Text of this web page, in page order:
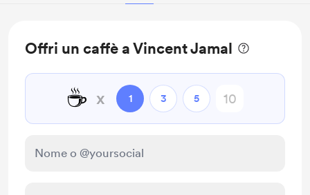
Offri un caffè a Vincent Jamal
☕ x 1 3 5